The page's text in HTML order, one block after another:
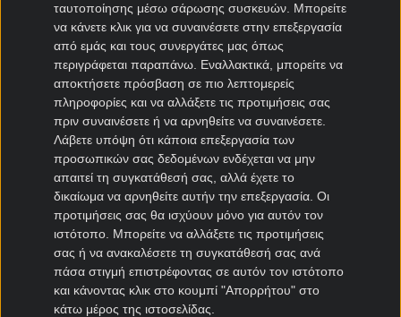
ταυτοποίησης μέσω σάρωσης συσκευών. Μπορείτε
να κάνετε κλικ για να συναινέσετε στην επεξεργασία
από εμάς και τους συνεργάτες μας όπως
περιγράφεται παραπάνω. Εναλλακτικά, μπορείτε να
αποκτήσετε πρόσβαση σε πιο λεπτομερείς
πληροφορίες και να αλλάξετε τις προτιμήσεις σας
πριν συναινέσετε ή να αρνηθείτε να συναινέσετε.
Λάβετε υπόψη ότι κάποια επεξεργασία των
προσωπικών σας δεδομένων ενδέχεται να μην
απαιτεί τη συγκατάθεσή σας, αλλά έχετε το
δικαίωμα να αρνηθείτε αυτήν την επεξεργασία. Οι
προτιμήσεις σας θα ισχύουν μόνο για αυτόν τον
ιστότοπο. Μπορείτε να αλλάξετε τις προτιμήσεις
σας ή να ανακαλέσετε τη συγκατάθεσή σας ανά
πάσα στιγμή επιστρέφοντας σε αυτόν τον ιστότοπο
και κάνοντας κλικ στο κουμπί "Απορρήτου" στο
κάτω μέρος της ιστοσελίδας.
Απούσα στο πρώτο ημίχρονο, βρέθηκε να χάνει
με 2-0 στο 30λεπτο και μάλιστα λίγα ήταν! Οι
αλλαγές στο δεύτερο ημίχρονο τη βοήθησαν να
ισορροπήσει το ματς. Το πάλεψε μέχρι τέλους
και κατάφερε να ισοφαρίσει με τα γκολ των
Τεσιλίμι (87’) και Άρσαλο (90’), όμως οι
γηπεδούχοι πήραν ξανά το προβάδισμα στο
δεύτερο λεπτό των καθυστερήσεων και να το
κρατήσουν έως το τελευταίο σφύριγμα.
Δείχνει να μένει εκτός διεκδίκησης του τίτλου, με
το -9 από την κορυφή να μην καλύπτεται στις
αγωνιστικές που απομένουν. Ωστόσο, τονίζουμε
για ακόμη μια φορά πως ο στόχος της Σέιναγιοεν
φέτος είναι η εκ νέου έξοδος στην Ευρώπη, όμως
κι αυτές οι πιθανότητες μειώνονται. Οφείλει να